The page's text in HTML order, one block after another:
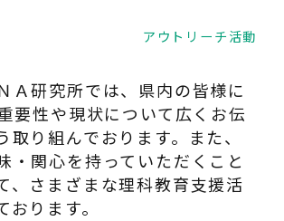
アウトリーチ活動
Ａ研究所では、県内の皆様に
要性や現状について広くお伝
取り組んでおります。また、
・関心を持っていただくこと
、さまざまな理科教育支援活
ります。